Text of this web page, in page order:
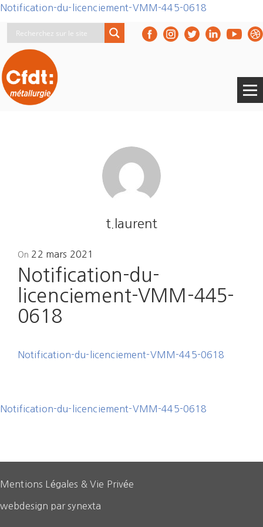
Notification-du-licenciement-VMM-445-0618
t.laurent
On Posted
22 mars 2021
Notification-du-
licenciement-VMM-445-
0618
Notification-du-licenciement-VMM-445-0618
Notification-du-licenciement-VMM-445-0618
Mentions Légales & Vie Privée
webdesign par synexta